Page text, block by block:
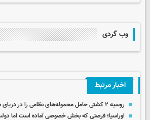
وب گردی
اخبار مرتبط
روسیه ۲ کشتی حامل محموله‌های نظامی را در دریای سیاه هدف گرفت
اوراسیا؛ فرصتی که بخش خصوصی آماده است اما